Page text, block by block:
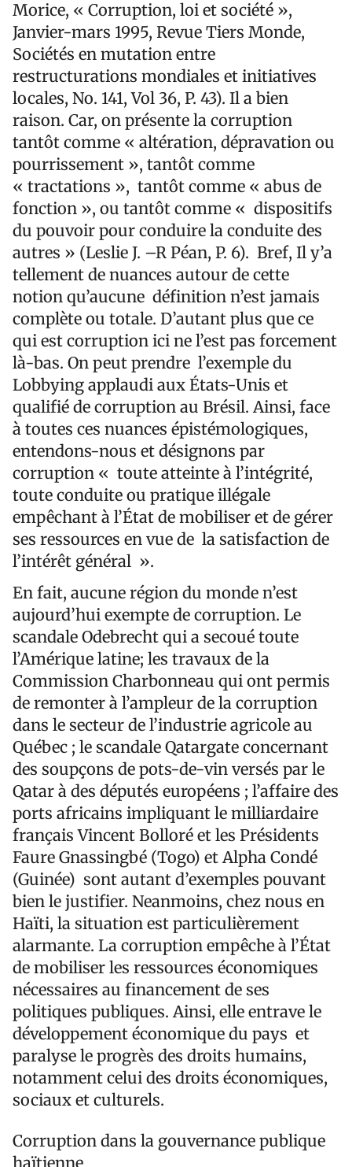
Morice, « Corruption, loi et société »,
Janvier-mars 1995, Revue Tiers Monde,
Sociétés en mutation entre
restructurations mondiales et initiatives
locales, No. 141, Vol 36, P. 43). Il a bien
raison. Car, on présente la corruption
tantôt comme « altération, dépravation ou
pourrissement », tantôt comme
« tractations », tantôt comme « abus de
fonction », ou tantôt comme « dispositifs
du pouvoir pour conduire la conduite des
autres » (Leslie J. –R Péan, P. 6). Bref, Il y’a
tellement de nuances autour de cette
notion qu’aucune définition n’est jamais
complète ou totale. D’autant plus que ce
qui est corruption ici ne l’est pas forcement
là-bas. On peut prendre l’exemple du
Lobbying applaudi aux États-Unis et
qualifié de corruption au Brésil. Ainsi, face
à toutes ces nuances épistémologiques,
entendons-nous et désignons par
corruption « toute atteinte à l’intégrité,
toute conduite ou pratique illégale
empêchant à l’État de mobiliser et de gérer
ses ressources en vue de la satisfaction de
l’intérêt général ».
En fait, aucune région du monde n’est
aujourd’hui exempte de corruption. Le
scandale Odebrecht qui a secoué toute
l’Amérique latine; les travaux de la
Commission Charbonneau qui ont permis
de remonter à l’ampleur de la corruption
dans le secteur de l’industrie agricole au
Québec ; le scandale Qatargate concernant
des soupçons de pots-de-vin versés par le
Qatar à des députés européens ; l’affaire des
ports africains impliquant le milliardaire
français Vincent Bolloré et les Présidents
Faure Gnassingbé (Togo) et Alpha Condé
(Guinée) sont autant d’exemples pouvant
bien le justifier. Neanmoins, chez nous en
Haïti, la situation est particulièrement
alarmante. La corruption empêche à l’État
de mobiliser les ressources économiques
nécessaires au financement de ses
politiques publiques. Ainsi, elle entrave le
développement économique du pays et
paralyse le progrès des droits humains,
notamment celui des droits économiques,
sociaux et culturels.
Corruption dans la gouvernance publique
haïtienne